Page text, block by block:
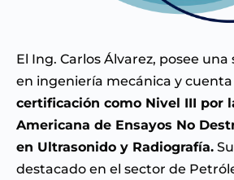
El Ing. Carlos Álvarez, posee
en ingeniería mecánica y cuenta
certificación como Nivel III por
Americana de Ensayos No
en Ultrasonido y Radiografía.
destacado en el sector de